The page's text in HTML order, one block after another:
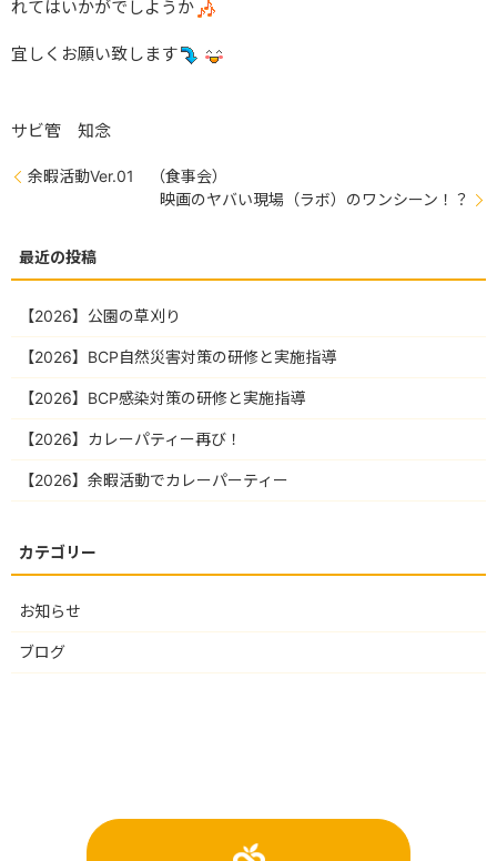
れてはいかがでしようか
宜しくお願い致します
サビ管 知念
余暇活動Ver.01 （食事会）
映画のヤバい現場（ラボ）のワンシーン！？
【2026】公園の草刈り
【2026】BCP自然災害対策の研修と実施指導
【2026】BCP感染対策の研修と実施指導
【2026】カレーパティー再び！
【2026】余暇活動でカレーパーティー
お知らせ
ブログ